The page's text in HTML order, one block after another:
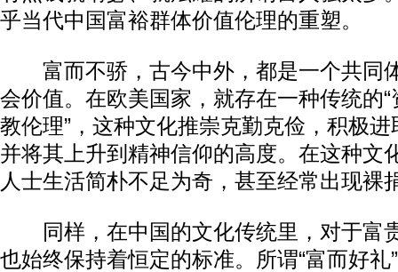
乎当代中国富裕群体价值伦理的重塑。
富而不骄，古今中外，都是一个共同
会价值。在欧美国家，就存在一种传统的
教伦理”，这种文化推崇克勤克俭，积极
并将其上升到精神信仰的高度。在这种文
人士生活简朴不足为奇，甚至经常出现裸
同样，在中国的文化传统里，对于富
也始终保持着恒定的标准。所谓“富而好礼